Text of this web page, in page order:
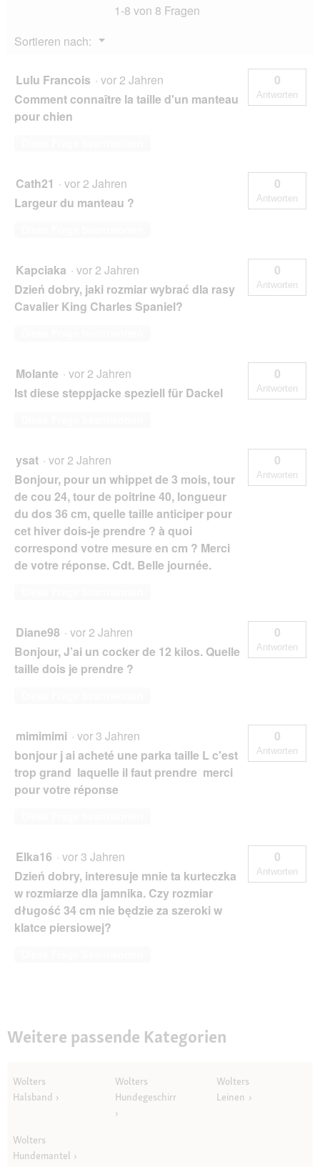
1-8 von 8 Fragen
Sortieren nach:
▼
Menü
Lulu Francois · vor 2 Jahren
Comment connaître la taille d'un manteau
pour chien
0
Antworten
Cath21 · vor 2 Jahren
Largeur du manteau ?
0
Antworten
Kapciaka · vor 2 Jahren
Dzień dobry, jaki rozmiar wybrać dla rasy
Cavalier King Charles Spaniel?
0
Antworten
Molante · vor 2 Jahren
Ist diese steppjacke speziell für Dackel
0
Antworten
ysat · vor 2 Jahren
Bonjour, pour un whippet de 3 mois, tour
de cou 24, tour de poitrine 40, longueur
du dos 36 cm, quelle taille anticiper pour
cet hiver dois-je prendre ? à quoi
correspond votre mesure en cm ? Merci
de votre réponse. Cdt. Belle journée.
0
Antworten
Diane98 · vor 2 Jahren
Bonjour, J’ai un cocker de 12 kilos. Quelle
taille dois je prendre ?
0
Antworten
mimimimi · vor 3 Jahren
bonjour j ai acheté une parka taille L c'est
trop grand laquelle il faut prendre merci
pour votre réponse
0
Antworten
Elka16 · vor 3 Jahren
Dzień dobry, interesuje mnie ta kurteczka
w rozmiarze dla jamnika. Czy rozmiar
długość 34 cm nie będzie za szeroki w
klatce piersiowej?
0
Antworten
Weitere passende Kategorien
Wolters
Halsband
Wolters
Hundegeschirr
Wolters
Leinen
Wolters
Hundemantel